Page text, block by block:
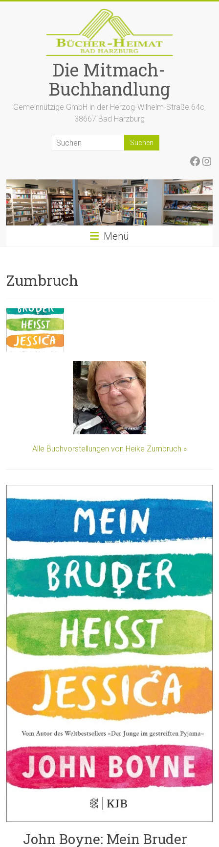
Die Mitmach-
Buchhandlung
Gemeinnützige GmbH in der Herzog-Wilhelm-Straße 64c,
38667 Bad Harzburg
Menü
Zumbruch
Alle Buchvorstellungen von Heike Zumbruch »
John Boyne: Mein Bruder